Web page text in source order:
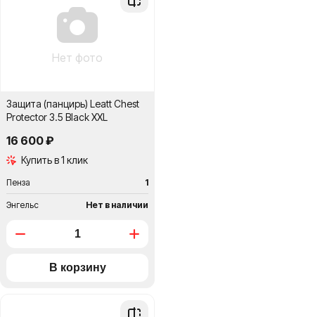
Нет фото
Защита (панцирь) Leatt Chest
Protector 3.5 Black XXL
16 600 ₽
Купить в 1 клик
Пенза 1
Энгельс Нет в наличии
Добавить